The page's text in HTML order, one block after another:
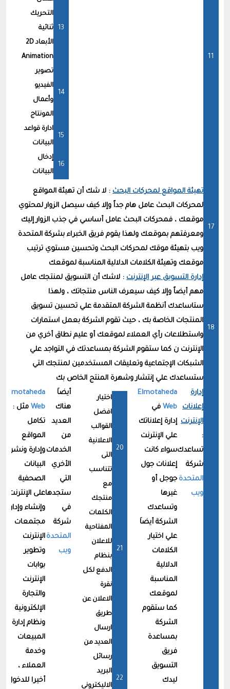
التحريك
ثنائية
الأبعاد 2D
Animation
تصوير
الفيديو
وأعمال
المونتاج
ادارة قواعد
البيانات
إدخال
البيانات
تهيئة المواقع لمحركات البحث : لا شك أن تهيئة المواقع
لمحركات البحث عامل هام جداً وإلا كيف سيصل الزوار لمحتوي
موقعك ، فمحركات البحث عامل أساسي في جذب الزوار إليك
ومعرفتهم بموقعك ولهذا يقوم فريق الخبراء بشركة المتحدة
ويب بتهيئة موقك لمحركات البحث وتحسين مستوي ترتيب
موقعك وتهيئة الكلامات الدلالية المناسبة لموقعك
إدارة التسويق عبر الإنترنت : لاشك أن التسويق لمنتجك عامل
مهم أيضاً وإلا كيف سيعرف الناس منتجاتك ، ولهذا
ستاساعدك أنظمة الشركة المتقدمة علي تحسين تسويق
المنتجات الخاصة بك ، حيث تقوم الشركة بعمل استمارات
واستطلاعات رأي العملاء لموقعك أو عليم نطاق أخري من
الإنترنت ن كما ستقوم الشركة بمساعدتك في التواجد علي
الشبكات الإجتماعية وتعليقات المستخدمين لمنتجك التي
ستساعدك علي إنتشار وشهرة المنتج الخاص بك
إدارة
إعلانات
الإنترنت
:
تساعدك
شركة
المتحدة
ويب
Elmotaheda
Web في
إدارة إعلاناتك
علي الإنترنت
سواء كانت
إعلانات جول
جوجل أو
غيرها
وتساعدك
الشركة أيضاَ
علي اختيار
الكلامات
الدلالية
المناسبة
لموقعك
كما ستقوم
الشركة
بمساعدة
فريق
التسويق
ليدك
اختيار
افضل
القوالب
الاعلانية
التى
تتناسب
مع
منتجك
الكلمات
المفتاحية
للاعلان
بنظام
الدفع لكل
نقرة
الاعلان عن
طريق
ارسال
العديد من
رسائل
البريد
الاليكترونى
أيضاَ
هناك
العديد
من
الخدمات
الأخري
التي
ستجدها
في
شركة
المتحدة
ويب
Elmotaheda
Web مثل :
تكامل
المواقع
وإدارة ونشر
البيانات
الصحفية
على الإنترنت
وإنشاء وإدارة
مجتمعات
الإنترنت
وتطوير
بوابات
الإنترنت
والتجارة
الإلكترونية
ونظام إدارة
المبيعات
وخدمة
العملاء ،
أخيرا للدخول